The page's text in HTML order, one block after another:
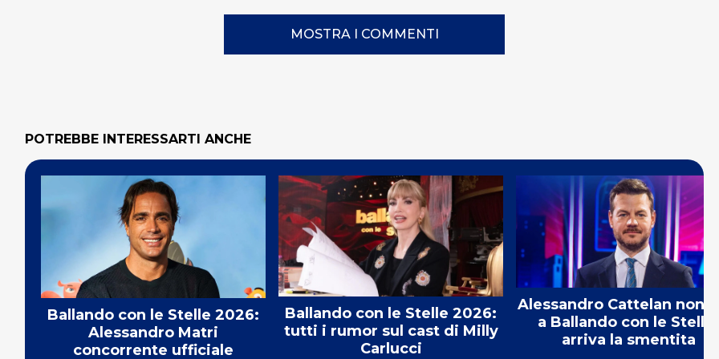
MOSTRA I COMMENTI
POTREBBE INTERESSARTI ANCHE
Ballando con le Stelle 2026:
Alessandro Matri
concorrente ufficiale
Ballando con le Stelle 2026:
tutti i rumor sul cast di Milly
Carlucci
Alessandro Cattelan non
a Ballando con le Stelle:
arriva la smentita